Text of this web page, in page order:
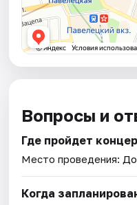
Вопросы и
Где пройдет
Место проведения:
Когда